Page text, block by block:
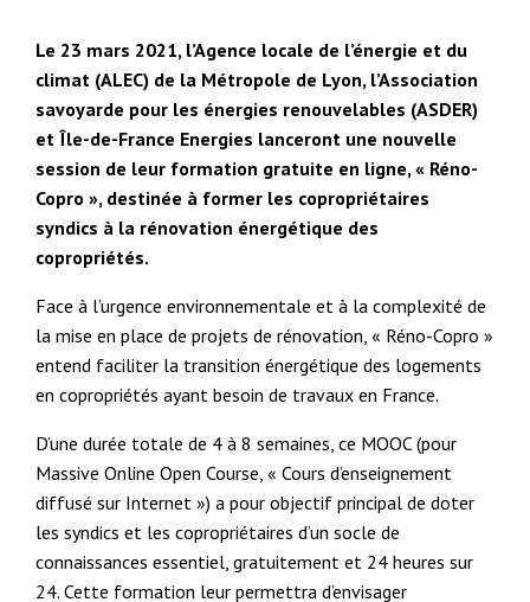
Le 23 mars 2021, l’Agence locale de l’énergie et du
climat (ALEC) de la Métropole de Lyon, l’Association
savoyarde pour les énergies renouvelables (ASDER)
et Île-de-France Energies lanceront une nouvelle
session de leur formation gratuite en ligne, « Réno-
Copro », destinée à former les copropriétaires
syndics à la rénovation énergétique des
copropriétés.
Face à l’urgence environnementale et à la complexité de
la mise en place de projets de rénovation, « Réno-Copro »
entend faciliter la transition énergétique des logements
en copropriétés ayant besoin de travaux en France.
D’une durée totale de 4 à 8 semaines, ce MOOC (pour
Massive Online Open Course, « Cours d’enseignement
diffusé sur Internet ») a pour objectif principal de doter
les syndics et les copropriétaires d’un socle de
connaissances essentiel, gratuitement et 24 heures sur
24. Cette formation leur permettra d’envisager